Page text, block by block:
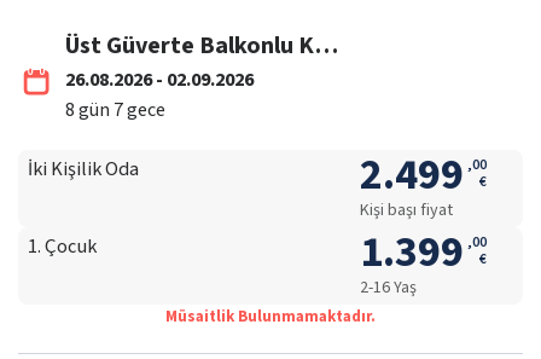
Üst Güverte Balkonlu Kabin
26.08.2026 - 02.09.2026
8gün 7gece
İki Kişilik Oda 2.499 ,00
€
Kişi başı fiyat
1. Çocuk 1.399 ,00
€
2-16 Yaş
Müsaitlik Bulunmamaktadır.